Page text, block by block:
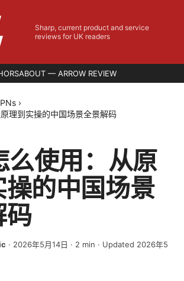
Sharp, current product and service
reviews for UK readers
ABOUT — ARROW REVIEW
›
理到实操的中国场景全景解码
么使用：从原
操的中国场景
码
· 2026年5月14日 · 2 min · Updated 2026年5